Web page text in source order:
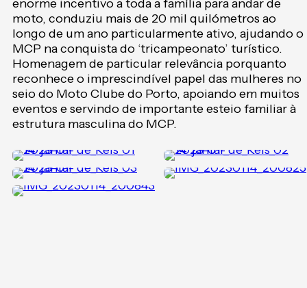
enorme incentivo a toda a família para andar de
moto, conduziu mais de 20 mil quilómetros ao
longo de um ano particularmente ativo, ajudando o
MCP na conquista do ‘tricampeonato’ turístico.
Homenagem de particular relevância porquanto
reconhece o imprescindível papel das mulheres no
seio do Moto Clube do Porto, apoiando em muitos
eventos e servindo de importante esteio familiar à
estrutura masculina do MCP.